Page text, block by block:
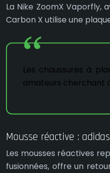
La Nike ZoomX Vaporfly,
Carbon X utilise une
Les chaussures à
amateurs cherchant
Mousse réactive :
Les mousses réactives
fusionnées, offre un